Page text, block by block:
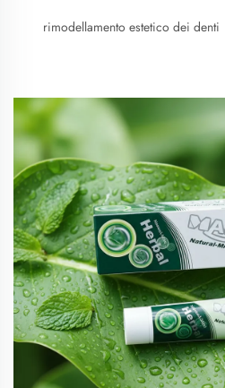
rimodellamento estetico dei denti